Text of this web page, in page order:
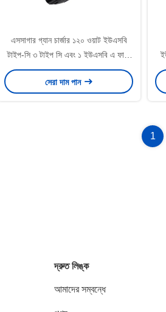
এসসাগার গ্যান চার্জার ১২০ ওয়াট ইউএসবি
টাইপ-সি ৩ টাইপ সি এবং ১ ইউএসবি এ ফাস্ট
সেল ফোন ওয়াল চার্জার
সেরা দাম পান
1
দ্রুত লিঙ্ক
আমাদের সম্বন্ধে